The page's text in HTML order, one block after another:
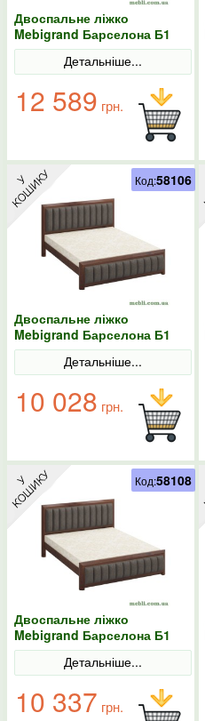
Двоспальне ліжко
Mebigrand Барселона Б1
Айворі/Аляска 01 180х200
Детальніше...
12 589 грн.
Двоспальне ліжко
Mebigrand Барселона Б1
Горіх темний/Аляска 97
Детальніше...
10 028 грн.
Код:58106
Двоспальне ліжко
Mebigrand Барселона Б1
Горіх темний/Аляска 97
Детальніше...
10 337 грн.
Код:58108